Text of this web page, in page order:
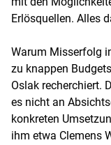
Erlösquellen. Alles
Warum Misserfolg
zu knappen
Oslak recherchiert.
es nicht an
konkreten
ihm etwa Clemens